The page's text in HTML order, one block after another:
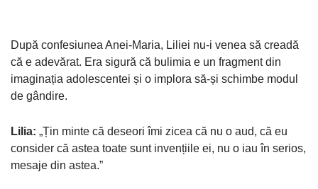
După confesiunea Anei-Maria, Liliei nu-i venea să creadă
că e adevărat. Era sigură că bulimia e un fragment din
imaginația adolescentei și o implora să-și schimbe modul
de gândire.
Lilia: „Țin minte că deseori îmi zicea că nu o aud, că eu
consider că astea toate sunt invențiile ei, nu o iau în serios,
mesaje din astea.”